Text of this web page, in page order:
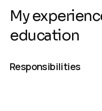
My
education
Responsibilities